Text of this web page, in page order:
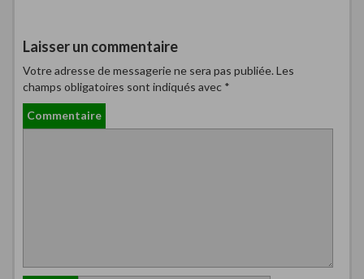
Laisser un commentaire
Votre adresse de messagerie ne sera pas publiée. Les
champs obligatoires sont indiqués avec *
Commentaire